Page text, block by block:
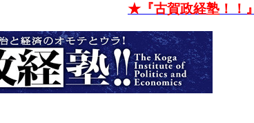
★『古賀政経塾！！